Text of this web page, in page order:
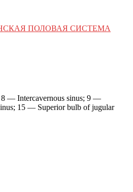
ПОЛОВАЯ СИСТЕМА
— Intercavernous sinus; 9 —
15 — Superior bulb of jugular